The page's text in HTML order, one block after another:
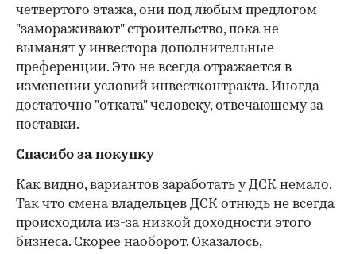
четвертого этажа, они под любым предлогом
"замораживают" строительство, пока не
выманят у инвестора дополнительные
преференции. Это не всегда отражается в
изменении условий инвестконтракта. Иногда
достаточно "отката" человеку, отвечающему за
поставки.
Спасибо за покупку
Как видно, вариантов заработать у ДСК немало.
Так что смена владельцев ДСК отнюдь не всегда
происходила из-за низкой доходности этого
бизнеса. Скорее наоборот. Оказалось,